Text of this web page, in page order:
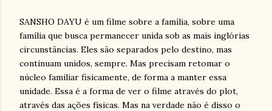
SANSHO DAYU é um filme sobre a família, sobre uma
família que busca permanecer unida sob as mais inglórias
circunstâncias. Eles são separados pelo destino, mas
continuam unidos, sempre. Mas precisam retomar o
núcleo familiar fisicamente, de forma a manter essa
unidade. Essa é a forma de ver o filme através do plot,
através das ações físicas. Mas na verdade não é disso o